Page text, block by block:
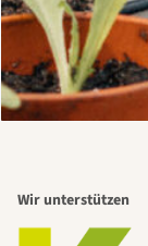
Wir unterstützen